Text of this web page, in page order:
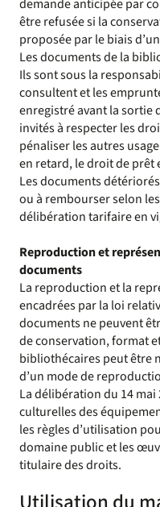
demande anticipée par
être refusée si la
proposée par le biais
Les documents de la
Ils sont sous la
consultent et les
enregistré avant la sortie
invités à respecter les
pénaliser les autres
en retard, le droit de prêt
Les documents
ou à rembourser selon
délibération tarifaire en
Reproduction et
documents
La reproduction et la
encadrées par la loi
documents ne peuvent
de conservation, format
bibliothécaires peut être
d’un mode de
La délibération du 14 mai
culturelles des
les règles d’utilisation
domaine public et les
titulaire des droits.